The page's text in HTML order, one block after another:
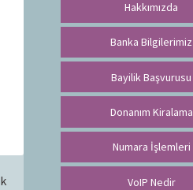
Hakkımızda
Banka Bilgilerimiz
Bayilik Başvurusu
Donanım Kiralama
Numara İşlemleri
VoIP Nedir